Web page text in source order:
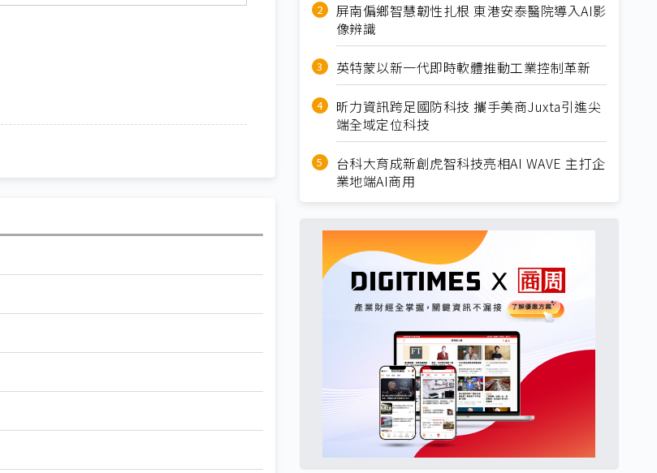
屏南偏鄉智慧韌性扎根 東港安泰醫院導入AI影
像辨識
英特蒙以新一代即時軟體推動工業控制革新
昕力資訊跨足國防科技 攜手美商Juxta引進尖
端全域定位科技
台科大育成新創虎智科技亮相AI WAVE 主打企
業地端AI商用